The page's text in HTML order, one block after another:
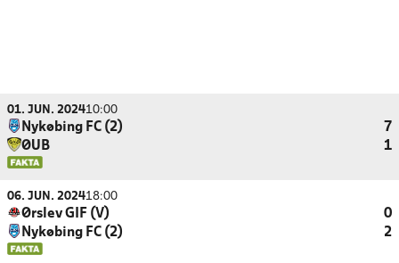
01. JUN. 202410:00
Nykøbing FC (2)
7
ØUB
1
06. JUN. 202418:00
Ørslev GIF (V)
0
Nykøbing FC (2)
2